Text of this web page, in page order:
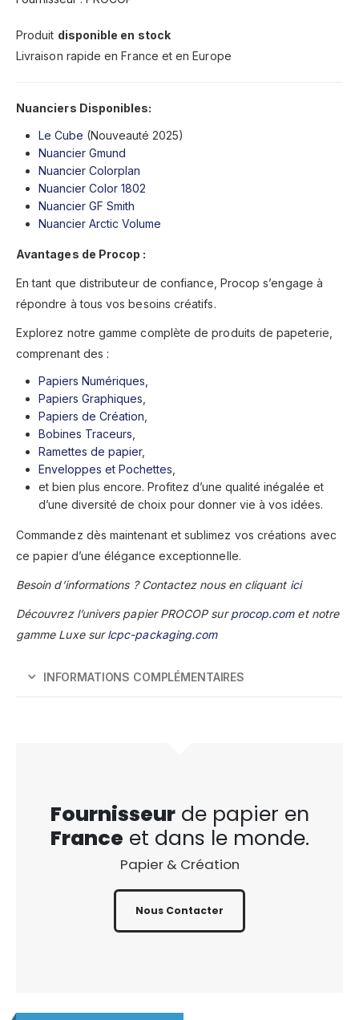
Produit disponible en stock
Livraison rapide en France et en Europe
Nuanciers Disponibles:
Le Cube (Nouveauté 2025)
Nuancier Gmund
Nuancier Colorplan
Nuancier Color 1802
Nuancier GF Smith
Nuancier Arctic Volume
Avantages de Procop :
En tant que distributeur de confiance, Procop s’engage à
répondre à tous vos besoins créatifs.
Explorez notre gamme complète de produits de papeterie,
comprenant des :
Papiers Numériques,
Papiers Graphiques
Papiers de Création
Bobines Traceurs
Ramettes de papier,
Enveloppes et Pochettes
et bien plus encore. Profitez d’une qualité inégalée et
d’une diversité de choix pour donner vie à vos idées.
Commandez dès maintenant et sublimez vos créations avec
ce papier d’une élégance exceptionnelle.
Besoin d’informations ? Contactez nous en cliquant ici
Découvrez l’univers papier PROCOP surprocop.comet notre
gamme Luxe surlcpc-packaging.com
INFORMATIONS COMPLÉMENTAIRES
Fournisseurde papier en
France et dans le monde.
Papier & Création
Nous Contacter